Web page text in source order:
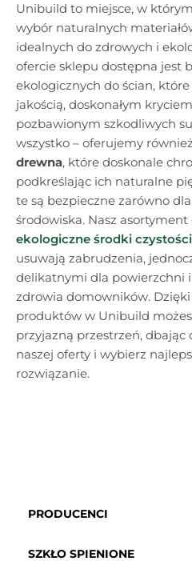
PRODUCENCI
SZKŁO SPIENIONE
Unibuild to miejsce, w
wybór naturalnych
idealnych do zdrowych i
ofercie sklepu dostępna jest
ekologicznych do ścian,
jakością, doskonałym
pozbawionym szkodliwych
wszystko – oferujemy również
drewna, które doskonale
podkreślając ich naturalne
te są bezpieczne zarówno
środowiska. Nasz
ekologiczne środki czystości
usuwają zabrudzenia,
delikatnymi dla powierzchni
zdrowia domowników.
produktów w Unibuild
przyjazną przestrzeń, dbając
naszej oferty i wybierz
rozwiązanie.